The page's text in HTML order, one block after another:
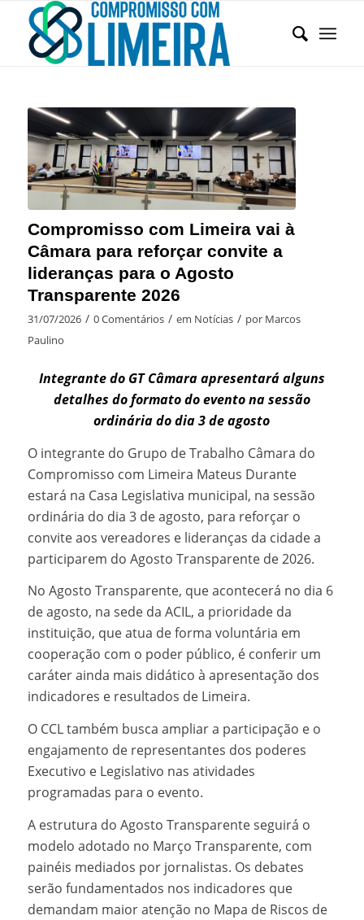
Compromisso com Limeira vai à
Câmara para reforçar convite a
lideranças para o Agosto
Transparente 2026
31/07/2026 / 0 Comentários / em Notícias / por Marcos
Paulino
Integrante do GT Câmara apresentará alguns
detalhes do formato do evento na sessão
ordinária do dia 3 de agosto
O integrante do Grupo de Trabalho Câmara do
Compromisso com Limeira Mateus Durante
estará na Casa Legislativa municipal, na sessão
ordinária do dia 3 de agosto, para reforçar o
convite aos vereadores e lideranças da cidade a
participarem do Agosto Transparente de 2026.
No Agosto Transparente, que acontecerá no dia 6
de agosto, na sede da ACIL, a prioridade da
instituição, que atua de forma voluntária em
cooperação com o poder público, é conferir um
caráter ainda mais didático à apresentação dos
indicadores e resultados de Limeira.
O CCL também busca ampliar a participação e o
engajamento de representantes dos poderes
Executivo e Legislativo nas atividades
programadas para o evento.
A estrutura do Agosto Transparente seguirá o
modelo adotado no Março Transparente, com
painéis mediados por jornalistas. Os debates
serão fundamentados nos indicadores que
demandam maior atenção no Mapa de Riscos de